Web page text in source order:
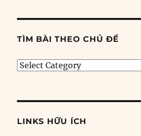
TÌM BÀI THEO CHỦ ĐỀ
Tìm
đề
LINKS HỮU ÍCH